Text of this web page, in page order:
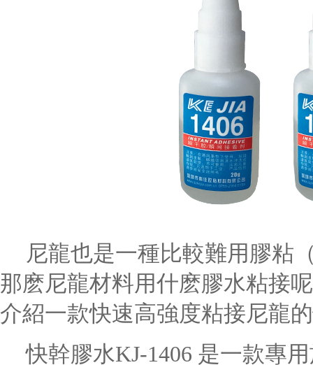
尼龍也是一種比較難用膠粘
那麽尼龍材料用什麽膠水粘接
介紹一款快速高強度粘接尼龍
快幹膠水KJ-1406 是一款專